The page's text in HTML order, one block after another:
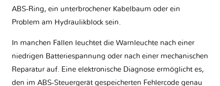
ABS-Ring, ein unterbrochener Kabelbaum oder ein
Problem am Hydraulikblock sein.
In manchen Fällen leuchtet die Warnleuchte nach einer
niedrigen Batteriespannung oder nach einer mechanischen
Reparatur auf. Eine elektronische Diagnose ermöglicht es,
den im ABS-Steuergerät gespeicherten Fehlercode genau